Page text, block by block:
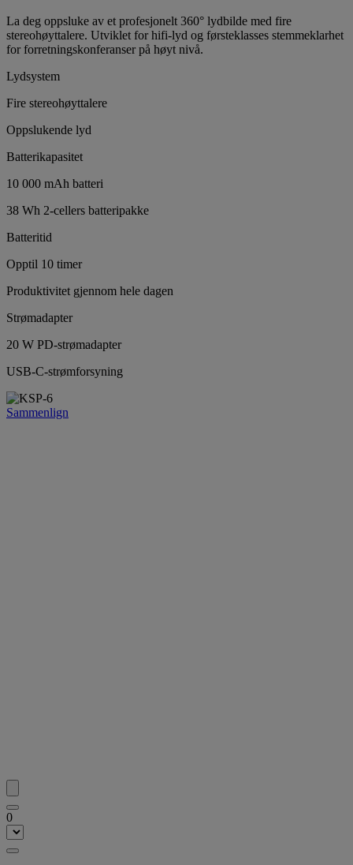
La deg oppsluke av et profesjonelt 360° lydbilde med fire
stereohøyttalere. Utviklet for hifi-lyd og førsteklasses stemmeklarhet
for forretningskonferanser på høyt nivå.
Lydsystem
Fire stereohøyttalere
Oppslukende lyd
Batterikapasitet
10 000 mAh batteri
38 Wh 2-cellers batteripakke
Batteritid
Opptil 10 timer
Produktivitet gjennom hele dagen
Strømadapter
20 W PD-strømadapter
USB-C-strømforsyning
Sammenlign
0